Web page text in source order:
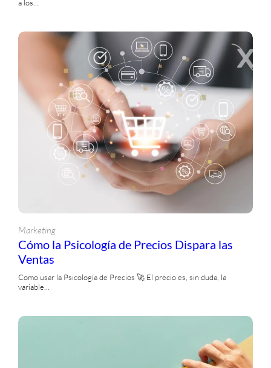
Redes Sociales
Seguridad
Testimonios
Tutorials
Ventas
Videos
a los…
Marketing
Cómo la Psicología de Precios Dispara las
Ventas
Como usar la Psicología de Precios 🚀 El precio es, sin duda, la
variable…